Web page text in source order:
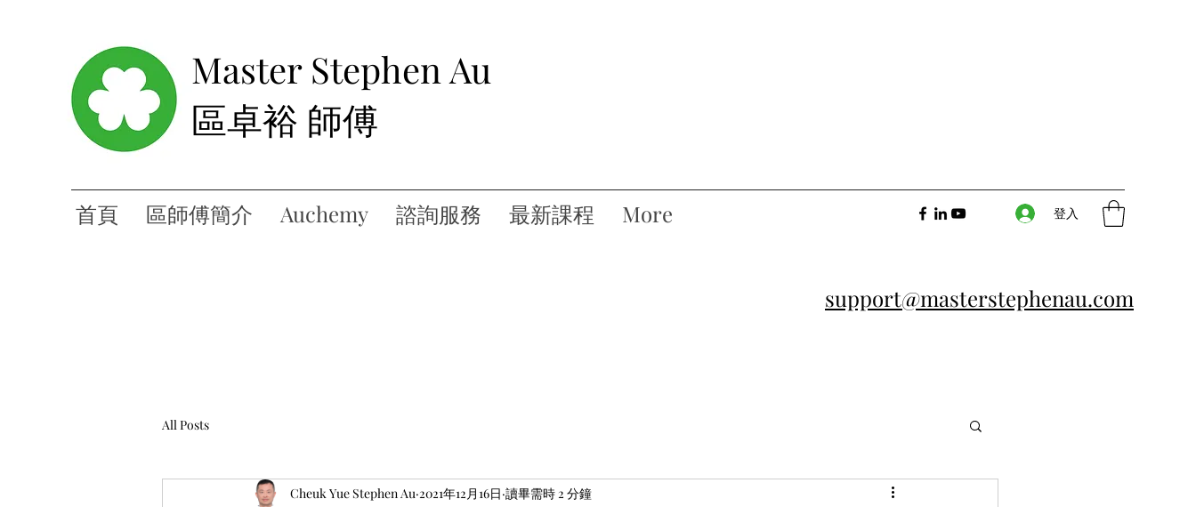
Master Stephen Au
區卓裕 師傅
首頁 區師傅簡介 Auchemy 諮詢服務 最新課程 More 登入
support@masterstephenau.com
All Posts
Cheuk Yue Stephen Au 2021年12月16日 讀畢需時 2 分鐘